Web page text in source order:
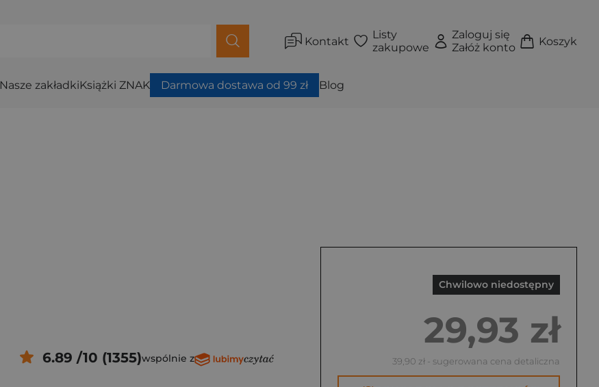
Kontakt
Listy
zakupowe
Zaloguj się
Załóż konto
Koszyk
Nasze zakładkiKsiążki ZNAK Darmowa dostawa od 99 zł Blog
Chwilowo niedostępny
29,93 zł
39,90 zł - sugerowana cena detaliczna
6.89 /10 (1355)wspólnie z